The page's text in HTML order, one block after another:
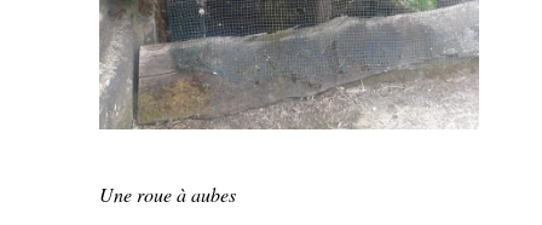
Une roue à aubes